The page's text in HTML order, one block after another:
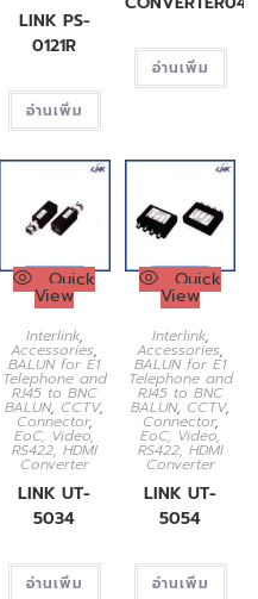
LINK PS-
0121R
อ่านเพิ่ม
อ่านเพิ่ม
Quick
View
Interlink,
Accessories,
BALUN for E1
Telephone and
RJ45 to BNC
BALUN, CCTV,
Connector,
EoC, Video,
RS422, HDMI
Converter
LINK UT-
5034
อ่านเพิ่ม
Quick
View
Interlink,
Accessories,
BALUN for E1
Telephone and
RJ45 to BNC
BALUN, CCTV,
Connector,
EoC, Video,
RS422, HDMI
Converter
LINK UT-
5054
อ่านเพิ่ม